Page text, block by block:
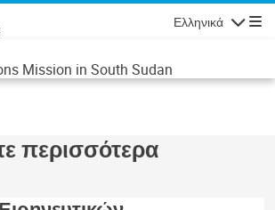
περιεχόμενο
Ελληνικά
Mission in South Sudan
περισσότερα